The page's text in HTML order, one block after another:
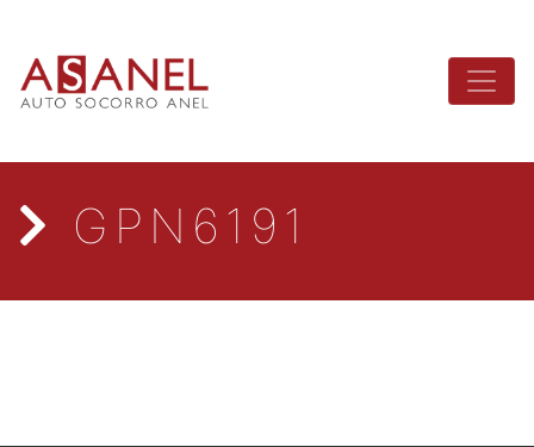
GPN6191